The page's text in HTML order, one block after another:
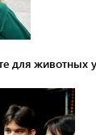
для животных